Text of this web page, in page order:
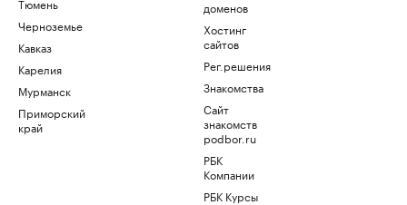
Черноземье
Кавказ
Карелия
Мурманск
Приморский
край
доменов
Хостинг
сайтов
Рег.решения
Знакомства
Сайт
знакомств
podbor.ru
РБК
Компании
РБК Курсы